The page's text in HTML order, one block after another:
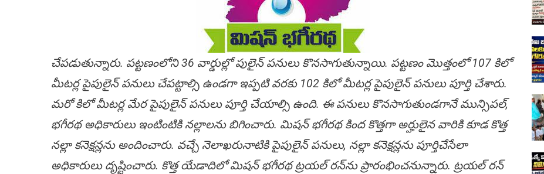
చేప‌డుతున్నారు. ప‌ట్ట‌ణంలోని 36 వార్డుల్లో పులైన్ ప‌నులు కొన‌సాగుతున్నాయి. ప‌ట్ట‌ణం మొత్తంలో 107 కిలో
మీట‌ర్ల పైపులైన్ ప‌నులు చేప‌ట్టాల్సి ఉండ‌గా ఇప్ప‌టి వ‌ర‌కు 102 కిలో మీట‌ర్ల పైపులైన్ ప‌నులు పూర్తి చేశారు.
మ‌రో కిలో మీట‌ర్ల మేర పైపులైన్ ప‌నులు పూర్తి చేయాల్సి ఉంది. ఈ ప‌నులు కొన‌సాగుతుండ‌గానే మున్సిప‌ల్,
భ‌గీర‌థ అధికారులు ఇంటింటికి న‌ల్లాల‌ను బిగించారు. మిష‌న్ భ‌గీర‌థ కింద కొత్త‌గా అర్హులైన వారికి కూడ కొత్త
న‌ల్లా క‌నెక్ష‌న్ల‌ను అందించారు. వ‌చ్చే నెలాఖ‌రునాటికి పైపులైన్ ప‌నులు, న‌ల్లా క‌నెక్ష‌న్ల‌ను పూర్తిచేసేలా
అధికారులు దృష్టించారు. కొత్త యేడాదిలో మిష‌న్ భ‌గీర‌థ ట్ర‌య‌ల్ ర‌న్‌ను ప్రారంభించనున్నారు. ట్ర‌య‌ల్ ర‌న్